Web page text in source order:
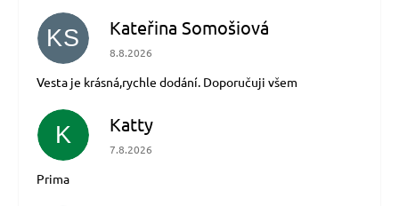
KS Kateřina Somošiová
Hodnocení obchodu je 5 z 5 hvězdiček.
8.8.2026
Vesta je krásná,rychle dodání. Doporučuji všem
K Katty
Hodnocení obchodu je 5 z 5 hvězdiček.
7.8.2026
Prima